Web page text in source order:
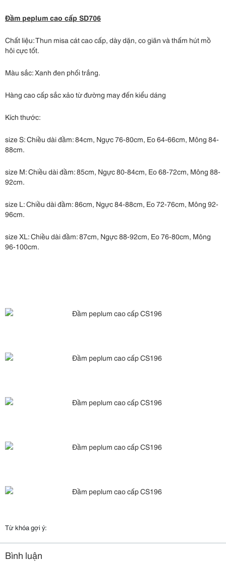
Đầm peplum cao cấp SD706
Chất liệu: Thun misa cát cao cấp, dày dặn, co giãn và thấm hút mồ
hôi cực tốt.
Màu sắc: Xanh đen phối trắng.
Hàng cao cấp sắc xảo từ đường may đến kiểu dáng
Kích thước:
size S: Chiều dài đầm: 84cm, Ngực 76-80cm, Eo 64-66cm, Mông 84-
88cm.
size M: Chiều dài đầm: 85cm, Ngực 80-84cm, Eo 68-72cm, Mông 88-
92cm.
size L: Chiều dài đầm: 86cm, Ngực 84-88cm, Eo 72-76cm, Mông 92-
96cm.
size XL: Chiều dài đầm: 87cm, Ngực 88-92cm, Eo 76-80cm, Mông
96-100cm.
Từ khóa gợi ý:
Bình luận